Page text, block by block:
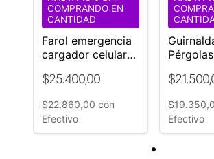
Farol emergencia
cargador celular
$25.400,00
COMPRANDO EN
CANTIDAD
$22.860,00 con
Efectivo
negro
Efectivo